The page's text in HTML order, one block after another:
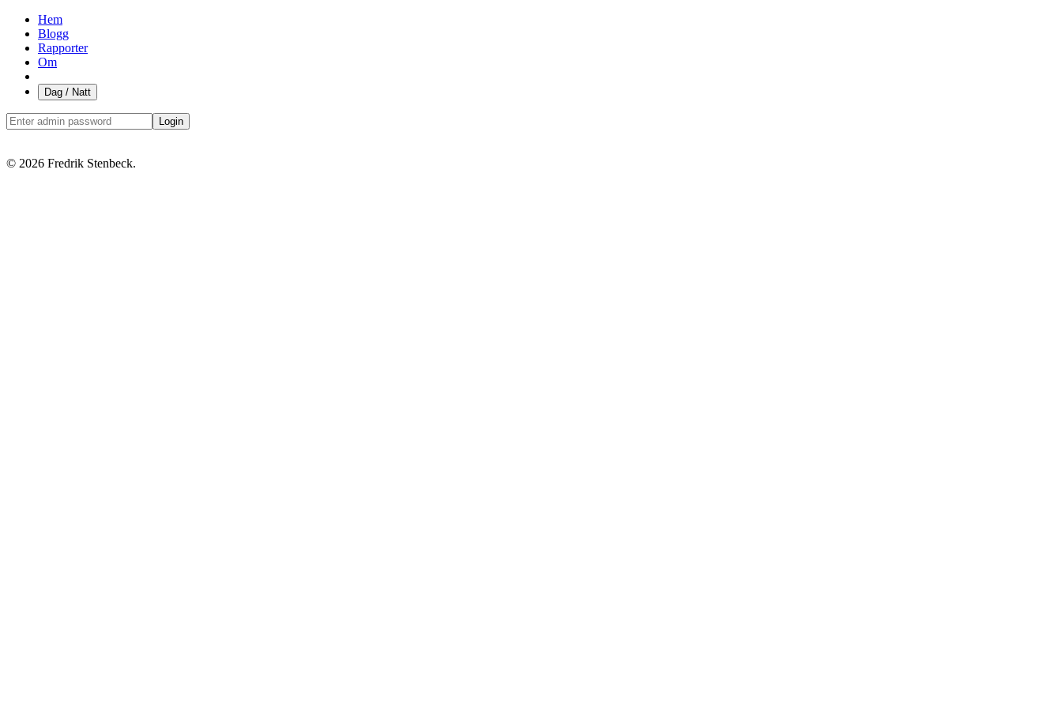
Hem
Blogg
Rapporter
Om
Dag / Natt
Login
© 2026 Fredrik Stenbeck.